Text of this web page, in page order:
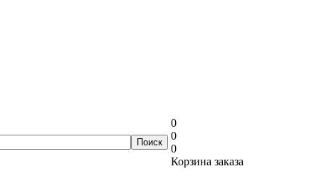
0
0
0
Корзина заказа